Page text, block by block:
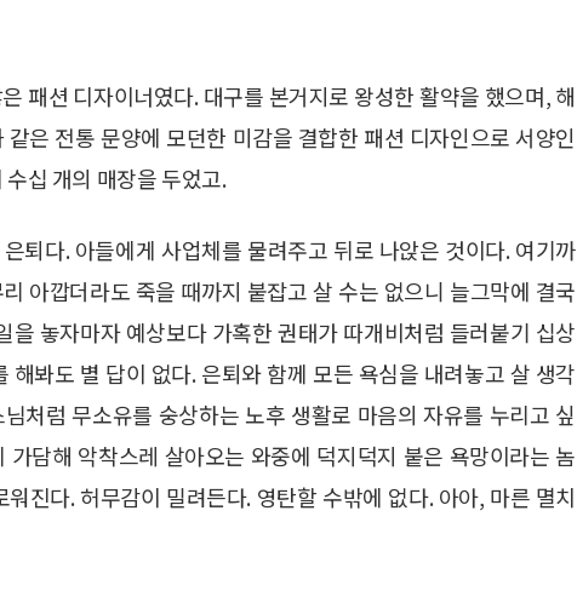
패션 디자이너였다. 대구를 본거지로 왕성한 활약을 했으며, 해
은 전통 문양에 모던한 미감을 결합한 패션 디자인으로 서양인
십 개의 매장을 두었고.
퇴다. 아들에게 사업체를 물려주고 뒤로 나앉은 것이다. 여기까
아깝더라도 죽을 때까지 붙잡고 살 수는 없으니 늘그막에 결국
을 놓자마자 예상보다 가혹한 권태가 따개비처럼 들러붙기 십상
해봐도 별 답이 없다. 은퇴와 함께 모든 욕심을 내려놓고 살 생각
처럼 무소유를 숭상하는 노후 생활로 마음의 자유를 누리고 싶
담해 악착스레 살아오는 와중에 덕지덕지 붙은 욕망이라는 놈
진다. 허무감이 밀려든다. 영탄할 수밖에 없다. 아아, 마른 멸치